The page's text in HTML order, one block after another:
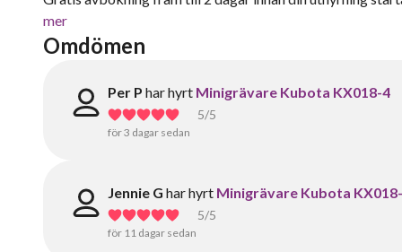
mer
Omdömen
Per P har hyrt Minigrävare Kubota KX018-4
5/5
för 3 dagar sedan
Jennie G har hyrt Minigrävare Kubota
5/5
för 11 dagar sedan